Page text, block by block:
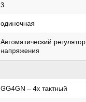
3
одиночная
Автоматический регулятор
напряжения
GG4GN – 4х тактный